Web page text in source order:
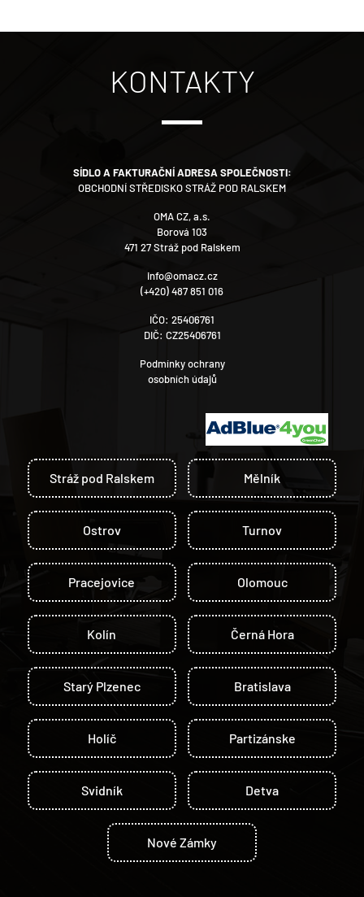
KONTAKTY
SÍDLO A FAKTURAČNÍ ADRESA SPOLEČNOSTI:
OBCHODNÍ STŘEDISKO STRÁŽ POD RALSKEM
OMA CZ, a.s.
Borová 103
471 27 Stráž pod Ralskem
info@omacz.cz
(+420) 487 851 016
IČO: 25406761
DIČ: CZ25406761
Podmínky ochrany
osobních údajů
Stráž pod Ralskem Mělník
Ostrov Turnov
Pracejovice Olomouc
Kolín Černá Hora
Starý Plzenec Bratislava
Holíč Partizánske
Svidník Detva
Nové Zámky